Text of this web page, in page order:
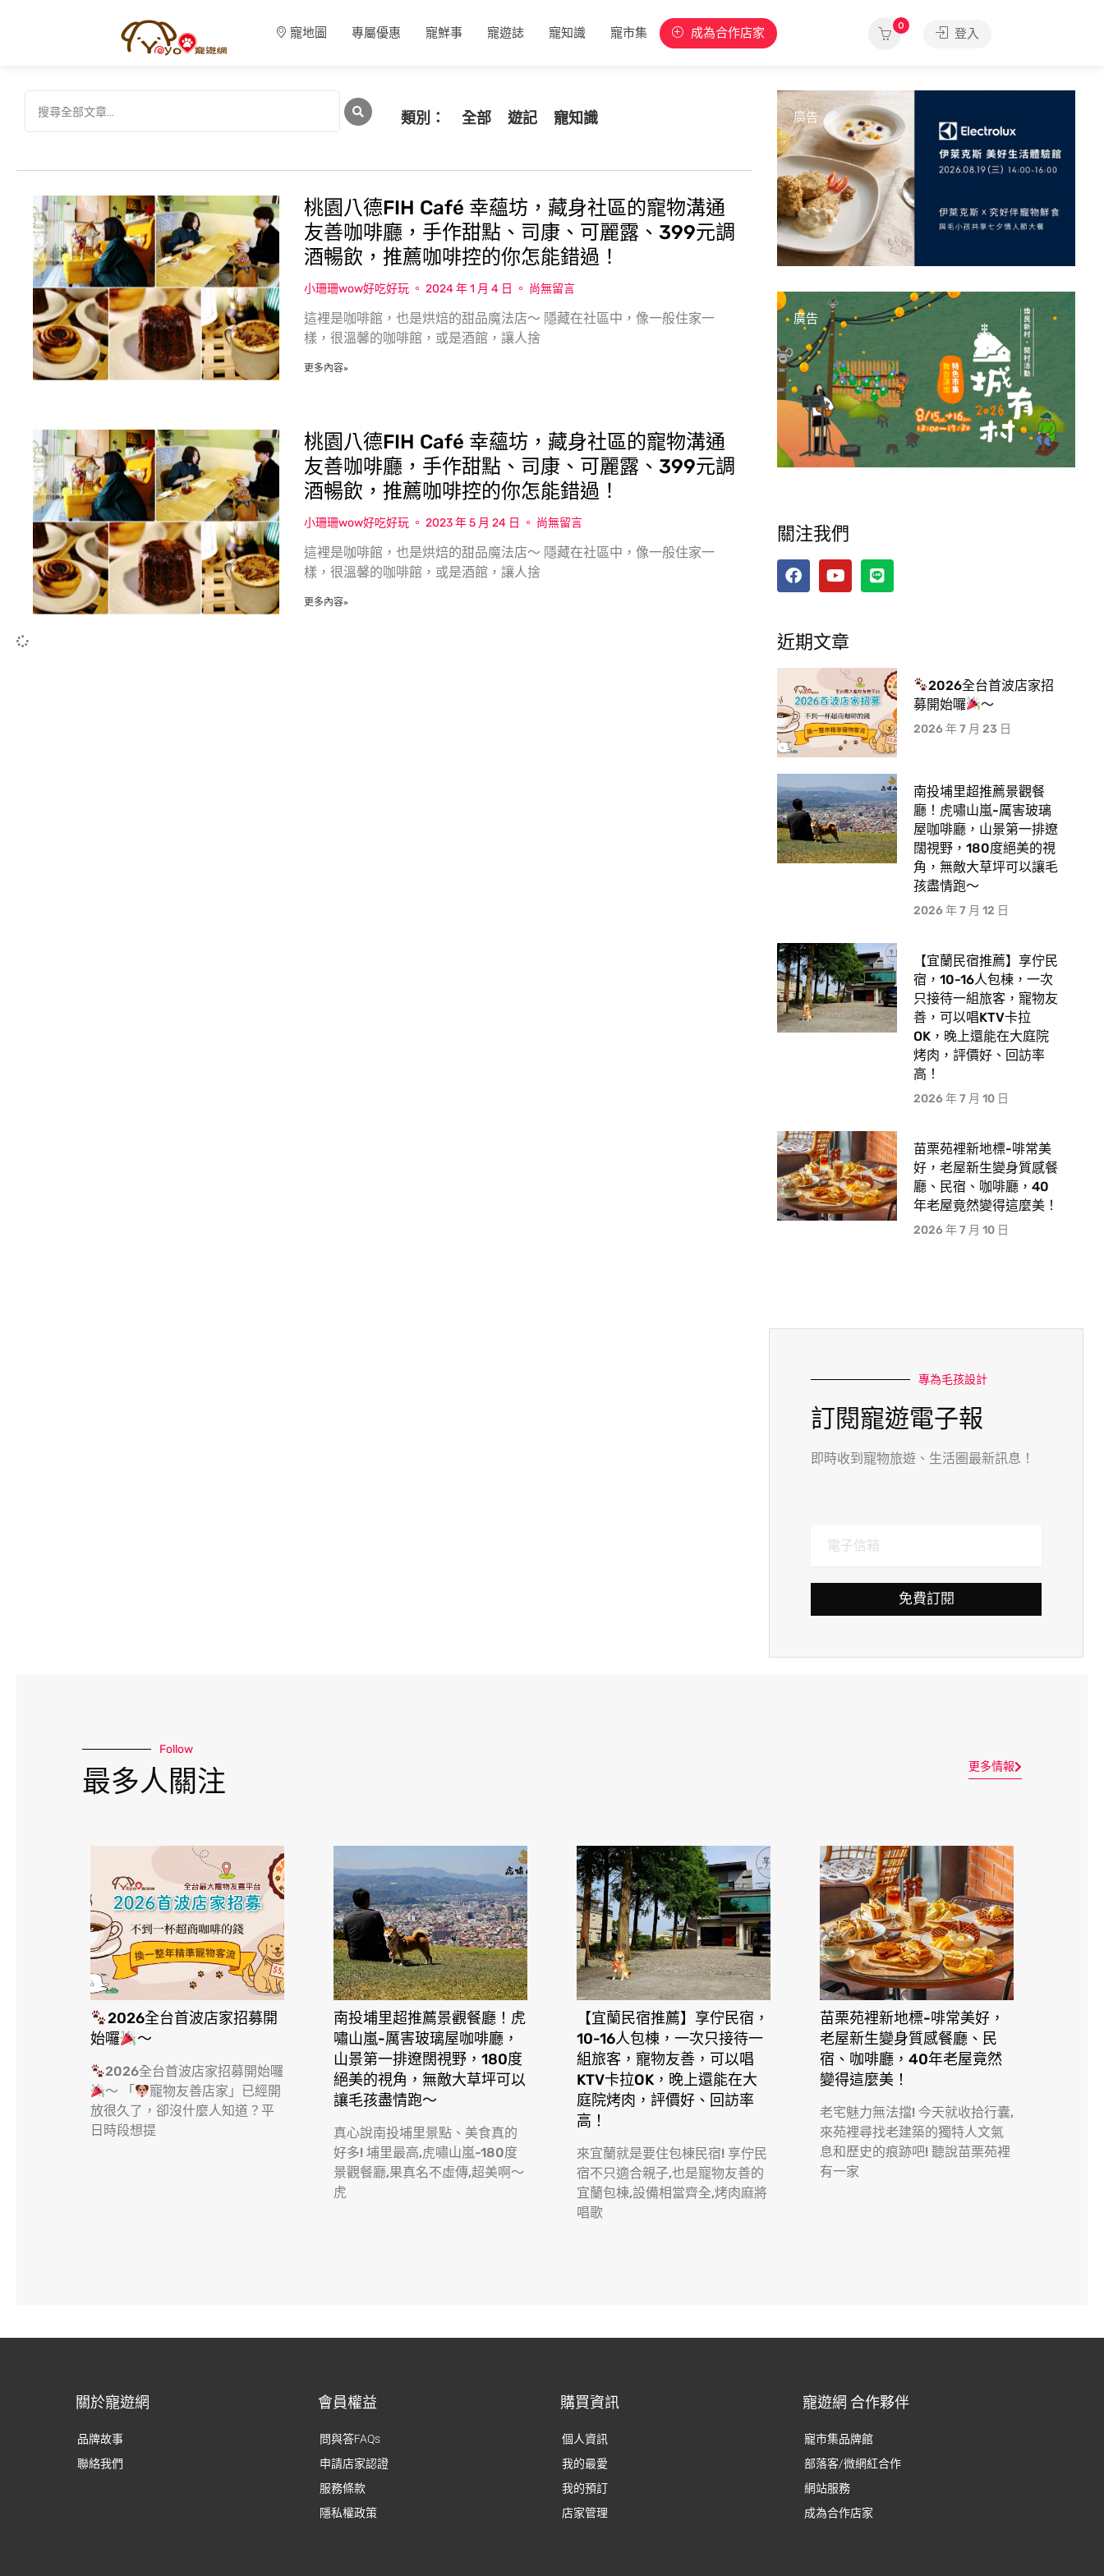
寵地圖 專屬優惠 寵鮮事 寵遊誌 寵知識 寵市集 成為合作店家 0
登入
類別： 全部 遊記 寵知識
桃園八德FIH Café 幸蘊坊，藏身社區的寵物溝通
友善咖啡廳，手作甜點、司康、可麗露、399元調
酒暢飲，推薦咖啡控的你怎能錯過！
小珊珊wow好吃好玩 2024 年 1 月 4 日 尚無留言
這裡是咖啡館，也是烘焙的甜品魔法店〜 隱藏在社區中，像一般住家一
樣，很溫馨的咖啡館，或是酒館，讓人捨
更多內容»
桃園八德FIH Café 幸蘊坊，藏身社區的寵物溝通
友善咖啡廳，手作甜點、司康、可麗露、399元調
酒暢飲，推薦咖啡控的你怎能錯過！
小珊珊wow好吃好玩 2023 年 5 月 24 日 尚無留言
這裡是咖啡館，也是烘焙的甜品魔法店〜 隱藏在社區中，像一般住家一
樣，很溫馨的咖啡館，或是酒館，讓人捨
更多內容»
廣告
廣告
關注我們
近期文章
2026全台首波店家招
募開始囉
～
2026 年 7 月 23 日
南投埔里超推薦景觀餐
廳！虎嘯山嵐-厲害玻璃
屋咖啡廳，山景第一排遼
闊視野，180度絕美的視
角，無敵大草坪可以讓毛
孩盡情跑〜
2026 年 7 月 12 日
【宜蘭民宿推薦】享佇民
宿，10-16人包棟，一次
只接待一組旅客，寵物友
善，可以唱KTV卡拉
OK，晚上還能在大庭院
烤肉，評價好、回訪率
高！
2026 年 7 月 10 日
苗栗苑裡新地標-啡常美
好，老屋新生變身質感餐
廳、民宿、咖啡廳，40
年老屋竟然變得這麼美！
2026 年 7 月 10 日
專為毛孩設計
訂閱寵遊電子報
即時收到寵物旅遊、生活圈最新訊息！
免費訂閱
Follow
最多人關注 更多情報
2026全台首波店家招募開
始囉
～
2026全台首波店家招募開始囉
～ 「
寵物友善店家」已經開
放很久了，卻沒什麼人知道？平
日時段想提
南投埔里超推薦景觀餐廳！虎
嘯山嵐-厲害玻璃屋咖啡廳，
山景第一排遼闊視野，180度
絕美的視角，無敵大草坪可以
讓毛孩盡情跑〜
真心說南投埔里景點、美食真的
好多! 埔里最高,虎嘯山嵐-180度
景觀餐廳,果真名不虛傳,超美啊〜
虎
【宜蘭民宿推薦】享佇民宿，
10-16人包棟，一次只接待一
組旅客，寵物友善，可以唱
KTV卡拉OK，晚上還能在大
庭院烤肉，評價好、回訪率
高！
來宜蘭就是要住包棟民宿! 享佇民
宿不只適合親子,也是寵物友善的
宜蘭包棟,設備相當齊全,烤肉麻將
唱歌
苗栗苑裡新地標-啡常美好，
老屋新生變身質感餐廳、民
宿、咖啡廳，40年老屋竟然
變得這麼美！
老宅魅力無法擋! 今天就收拾行囊,
來苑裡尋找老建築的獨特人文氣
息和歷史的痕跡吧! 聽說苗栗苑裡
有一家
關於寵遊網
品牌故事
聯絡我們
會員權益
問與答FAQs
申請店家認證
服務條款
隱私權政策
購買資訊
個人資訊
我的最愛
我的預訂
店家管理
寵遊網 合作夥伴
寵市集品牌館
部落客/微網紅合作
網站服務
成為合作店家